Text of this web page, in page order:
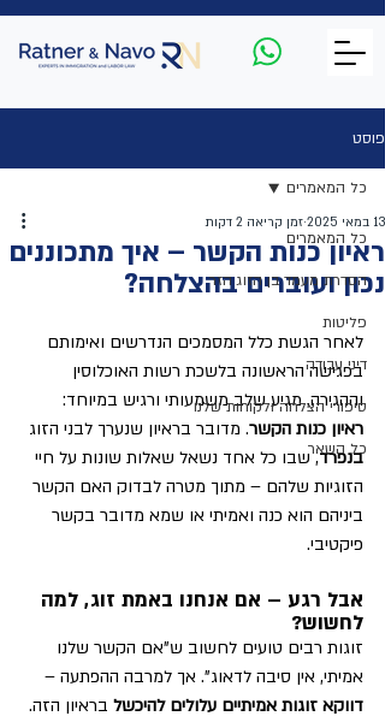
פוסט
כל המאמרים
הסדרת מעמד בן הזוג הזר
פליטות
דיני עבודה
סיפורי הצלחה ולקוחות שלנו
כל השאר
כל המאמרים
ראיון כנות הקשר – איך מתכוננים
נכון ועוברים בהצלחה?
13 במאי 2025 זמן קריאה 2 דקות
לאחר הגשת כלל המסמכים הנדרשים ואימותם
בפגישה הראשונה בלשכת רשות האוכלוסין
וההגירה, מגיע שלב משמעותי ורגיש במיוחד:
ראיון כנות הקשר. מדובר בראיון שנערך לבני הזוג
בנפרד, שבו כל אחד נשאל שאלות שונות על חיי
הזוגיות שלהם – מתוך מטרה לבדוק האם הקשר
ביניהם הוא כנה ואמיתי או שמא מדובר בקשר
פיקטיבי.
אבל רגע – אם אנחנו באמת זוג, למה
לחשוש?
זוגות רבים טועים לחשוב ש"אם הקשר שלנו
אמיתי, אין סיבה לדאוג". אך למרבה ההפתעה –
דווקא זוגות אמיתיים עלולים להיכשל בראיון הזה.